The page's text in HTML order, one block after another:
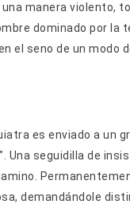
manera violento,
dominado por la
el seno de un modo
es enviado a un
Una seguidilla de
demandándole